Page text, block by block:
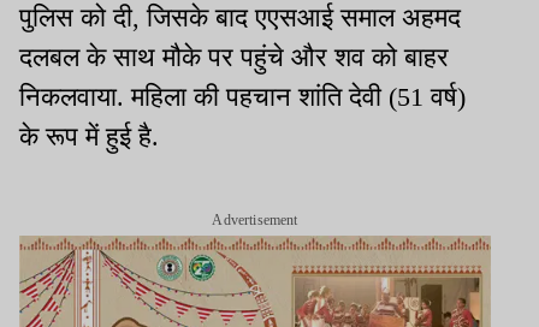
पुलिस को दी, जिसके बाद एएसआई समाल अहमद
दलबल के साथ मौके पर पहुंचे और शव को बाहर
निकलवाया. महिला की पहचान शांति देवी (51 वर्ष)
के रूप में हुई है.
Advertisement